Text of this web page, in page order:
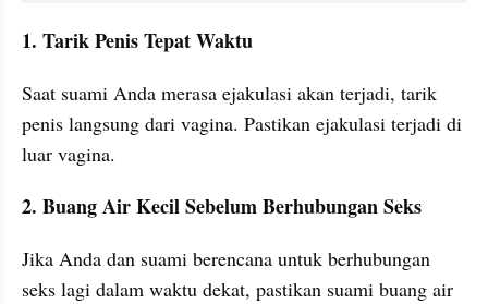
1. Tarik Penis Tepat Waktu
Saat suami Anda merasa ejakulasi akan terjadi, tarik
penis langsung dari vagina. Pastikan ejakulasi terjadi di
luar vagina.
2. Buang Air Kecil Sebelum Berhubungan Seks
Jika Anda dan suami berencana untuk berhubungan
seks lagi dalam waktu dekat, pastikan suami buang air